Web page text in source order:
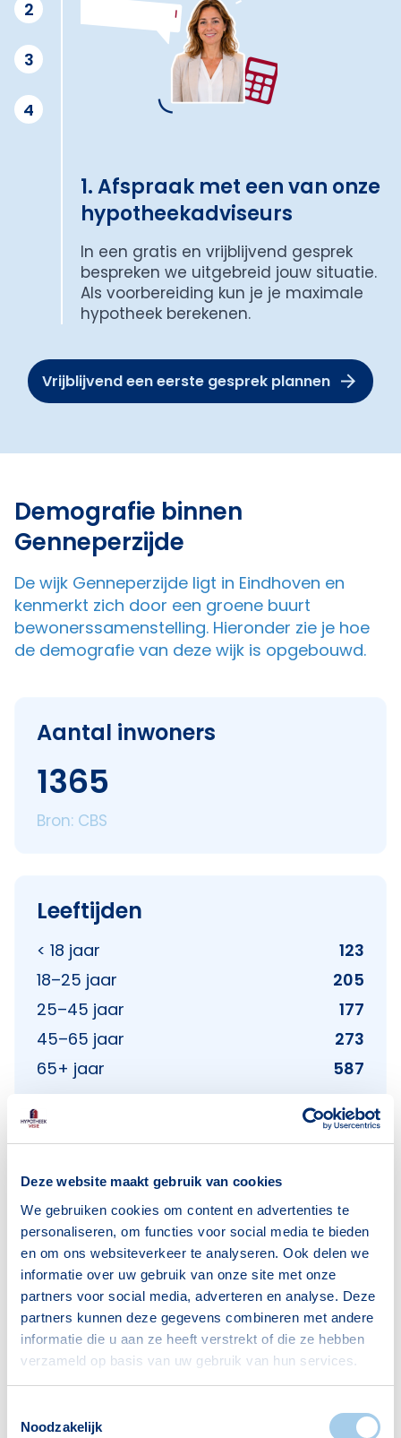
Deze website maakt gebruik van cookies
We gebruiken cookies om content en advertenties te
personaliseren, om functies voor social media te bieden
en om ons websiteverkeer te analyseren. Ook delen we
informatie over uw gebruik van onze site met onze
partners voor social media, adverteren en analyse. Deze
partners kunnen deze gegevens combineren met andere
informatie die u aan ze heeft verstrekt of die ze hebben
verzameld op basis van uw gebruik van hun services.
Noodzakelijk
2
3
4
1. Afspraak met een van onze
hypotheekadviseurs
In een gratis en vrijblijvend gesprek
bespreken we uitgebreid jouw situatie.
Als voorbereiding kun je je maximale
hypotheek berekenen.
Vrijblijvend een eerste gesprek plannen
Demografie binnen
Genneperzijde
De wijk Genneperzijde ligt in Eindhoven en
kenmerkt zich door een groene buurt
bewonerssamenstelling. Hieronder zie je hoe
de demografie van deze wijk is opgebouwd.
Aantal inwoners
1365
Bron: CBS
Leeftijden
< 18 jaar
123
18–25 jaar
205
25–45 jaar
177
45–65 jaar
273
65+ jaar
587
Huishoudens
Alleenwonend
411
Gezin zonder kinderen
144
Gezin met kinderen
123
Bron: CBS